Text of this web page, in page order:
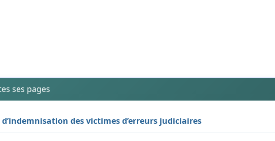
ses pages
des victimes d’erreurs judiciaires